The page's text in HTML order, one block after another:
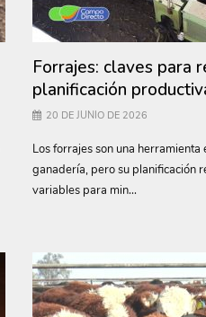
Forrajes: claves para
planificación
20 DE JUNIO DE 2026
Los forrajes son una
ganadería, pero su planificación
variables para min...